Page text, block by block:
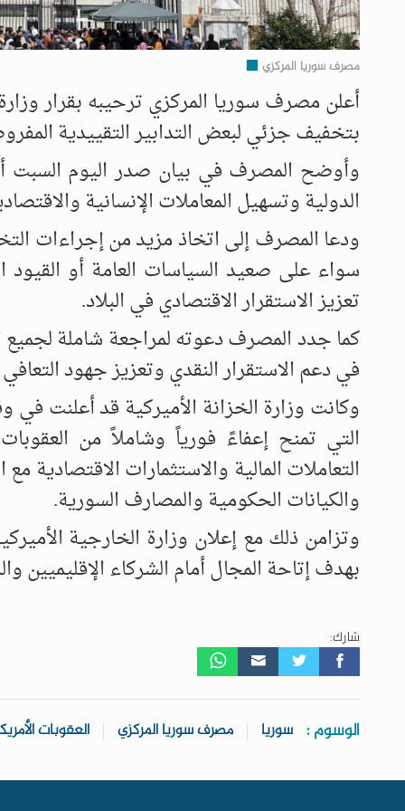
مصرف سوريا المركزي
بتخفيف جزئي لبعض التدابير التقييدية
وأوضح المصرف في بيان صدر اليوم السبت
الدولية وتسهيل المعاملات الإنسانية
ودعا المصرف إلى اتخاذ مزيد من إجراءات
سواء على صعيد السياسات العامة أو
تعزيز الاستقرار الاقتصادي في البلاد.
كما جدد المصرف دعوته لمراجعة شاملة لجميع
في دعم الاستقرار النقدي وتعزيز جهود
التي تمنح إعفاءً فورياً وشاملاً من
التعاملات المالية والاستثمارات
والكيانات الحكومية والمصارف السورية.
بهدف إتاحة المجال أمام الشركاء الإقليميين
شارك:
الوسوم : سوريا مصرف سوريا المركزي العقوبات